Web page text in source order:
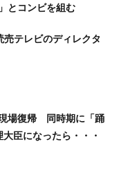
とコンビを組む
テレビのディレクタ
場復帰 同時期に「踊
臣になったら・・・